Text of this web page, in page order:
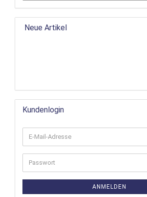
Neue Artikel
Kundenlogin
ANMELDEN